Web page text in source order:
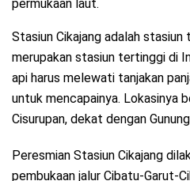
permukaan laut.
Stasiun Cikajang adalah stasiun
merupakan stasiun tertinggi di
api harus melewati tanjakan
untuk mencapainya. Lokasinya
Cisurupan, dekat dengan
Peresmian Stasiun Cikajang
pembukaan jalur Cibatu-Garut-